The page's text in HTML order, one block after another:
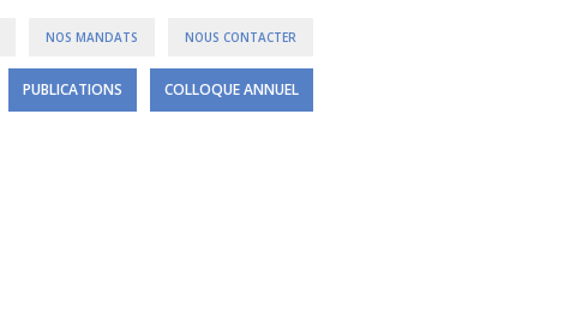
NOS MANDATS NOUS CONTACTER
PUBLICATIONS COLLOQUE ANNUEL